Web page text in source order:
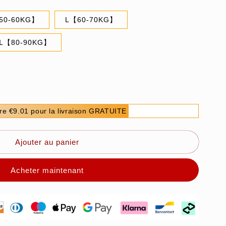
60KG】 L【60-70KG】
【80-90KG】
€9.01 pour la livraison GRATUITE
Ajouter au panier
Acheter maintenant